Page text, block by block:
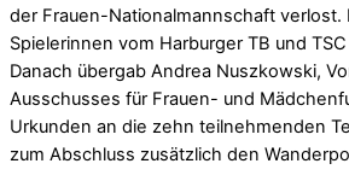
der Frauen-Nationalmannschaft verlost.
Spielerinnen vom Harburger TB und
Danach übergab Andrea Nuszkowski,
Ausschusses für Frauen- und
Urkunden an die zehn teilnehmenden
zum Abschluss zusätzlich den